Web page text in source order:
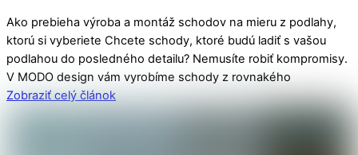
Ako prebieha výroba a montáž schodov na mieru z podlahy,
ktorú si vyberiete Chcete schody, ktoré budú ladiť s vašou
podlahou do posledného detailu? Nemusíte robiť kompromisy.
V MODO design vám vyrobíme schody z rovnakého
Zobraziť celý článok